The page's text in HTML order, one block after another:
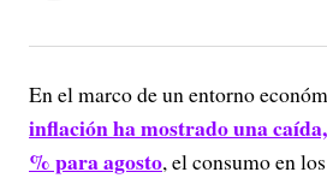
En el marco de un entorno
inflación ha mostrado una
% para agosto, el consumo en